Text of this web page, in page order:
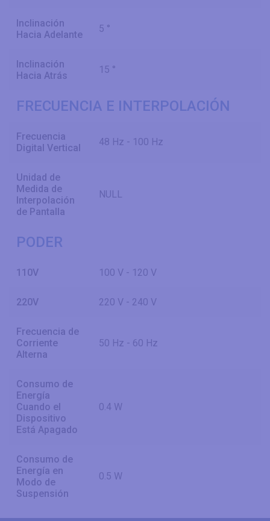
Inclinación
Hacia Adelante
5 °
Inclinación
Hacia Atrás
15 °
FRECUENCIA E INTERPOLACIÓN
Frecuencia
Digital Vertical
48 Hz - 100 Hz
Unidad de
Medida de
Interpolación
de Pantalla
NULL
PODER
110V 100 V - 120 V
220V 220 V - 240 V
Frecuencia de
Corriente
Alterna
50 Hz - 60 Hz
Consumo de
Energía
Cuando el
Dispositivo
Está Apagado
0.4 W
Consumo de
Energía en
Modo de
Suspensión
0.5 W